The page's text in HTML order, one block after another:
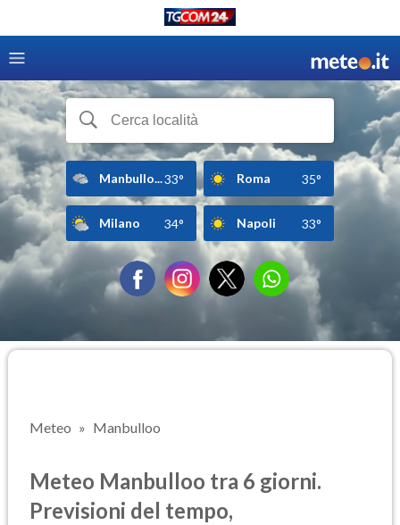
Manbullo...33° Roma 35°
Milano 34° Napoli 33°
Meteo Manbulloo
Meteo Manbulloo tra 6 giorni.
Previsioni del tempo,